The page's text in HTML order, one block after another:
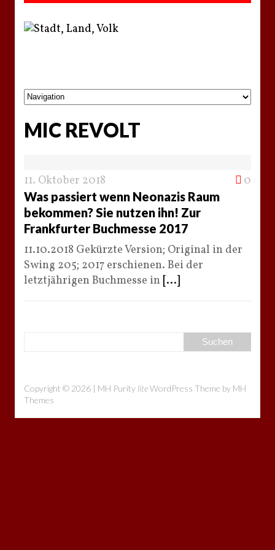
MIC REVOLT
11. Oktober 2018 0
Was passiert wenn Neonazis Raum
bekommen? Sie nutzen ihn! Zur
Frankfurter Buchmesse 2017
11.10.2018 Gekürzte Version; Original in der
Swing 205; 2017 erschienen. Bei der
letztjährigen Buchmesse in [...]
Copyright © 2026 | MH Purity liteWordPress Theme by MH
Themes